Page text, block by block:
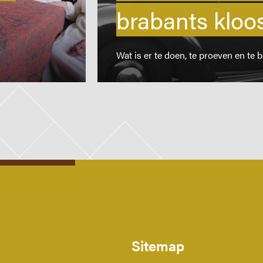
Contact
Privacy verklaring
Toegankelijkheidsverklaring
brabants
Wat is er te doen, te proeven en te
Sitemap